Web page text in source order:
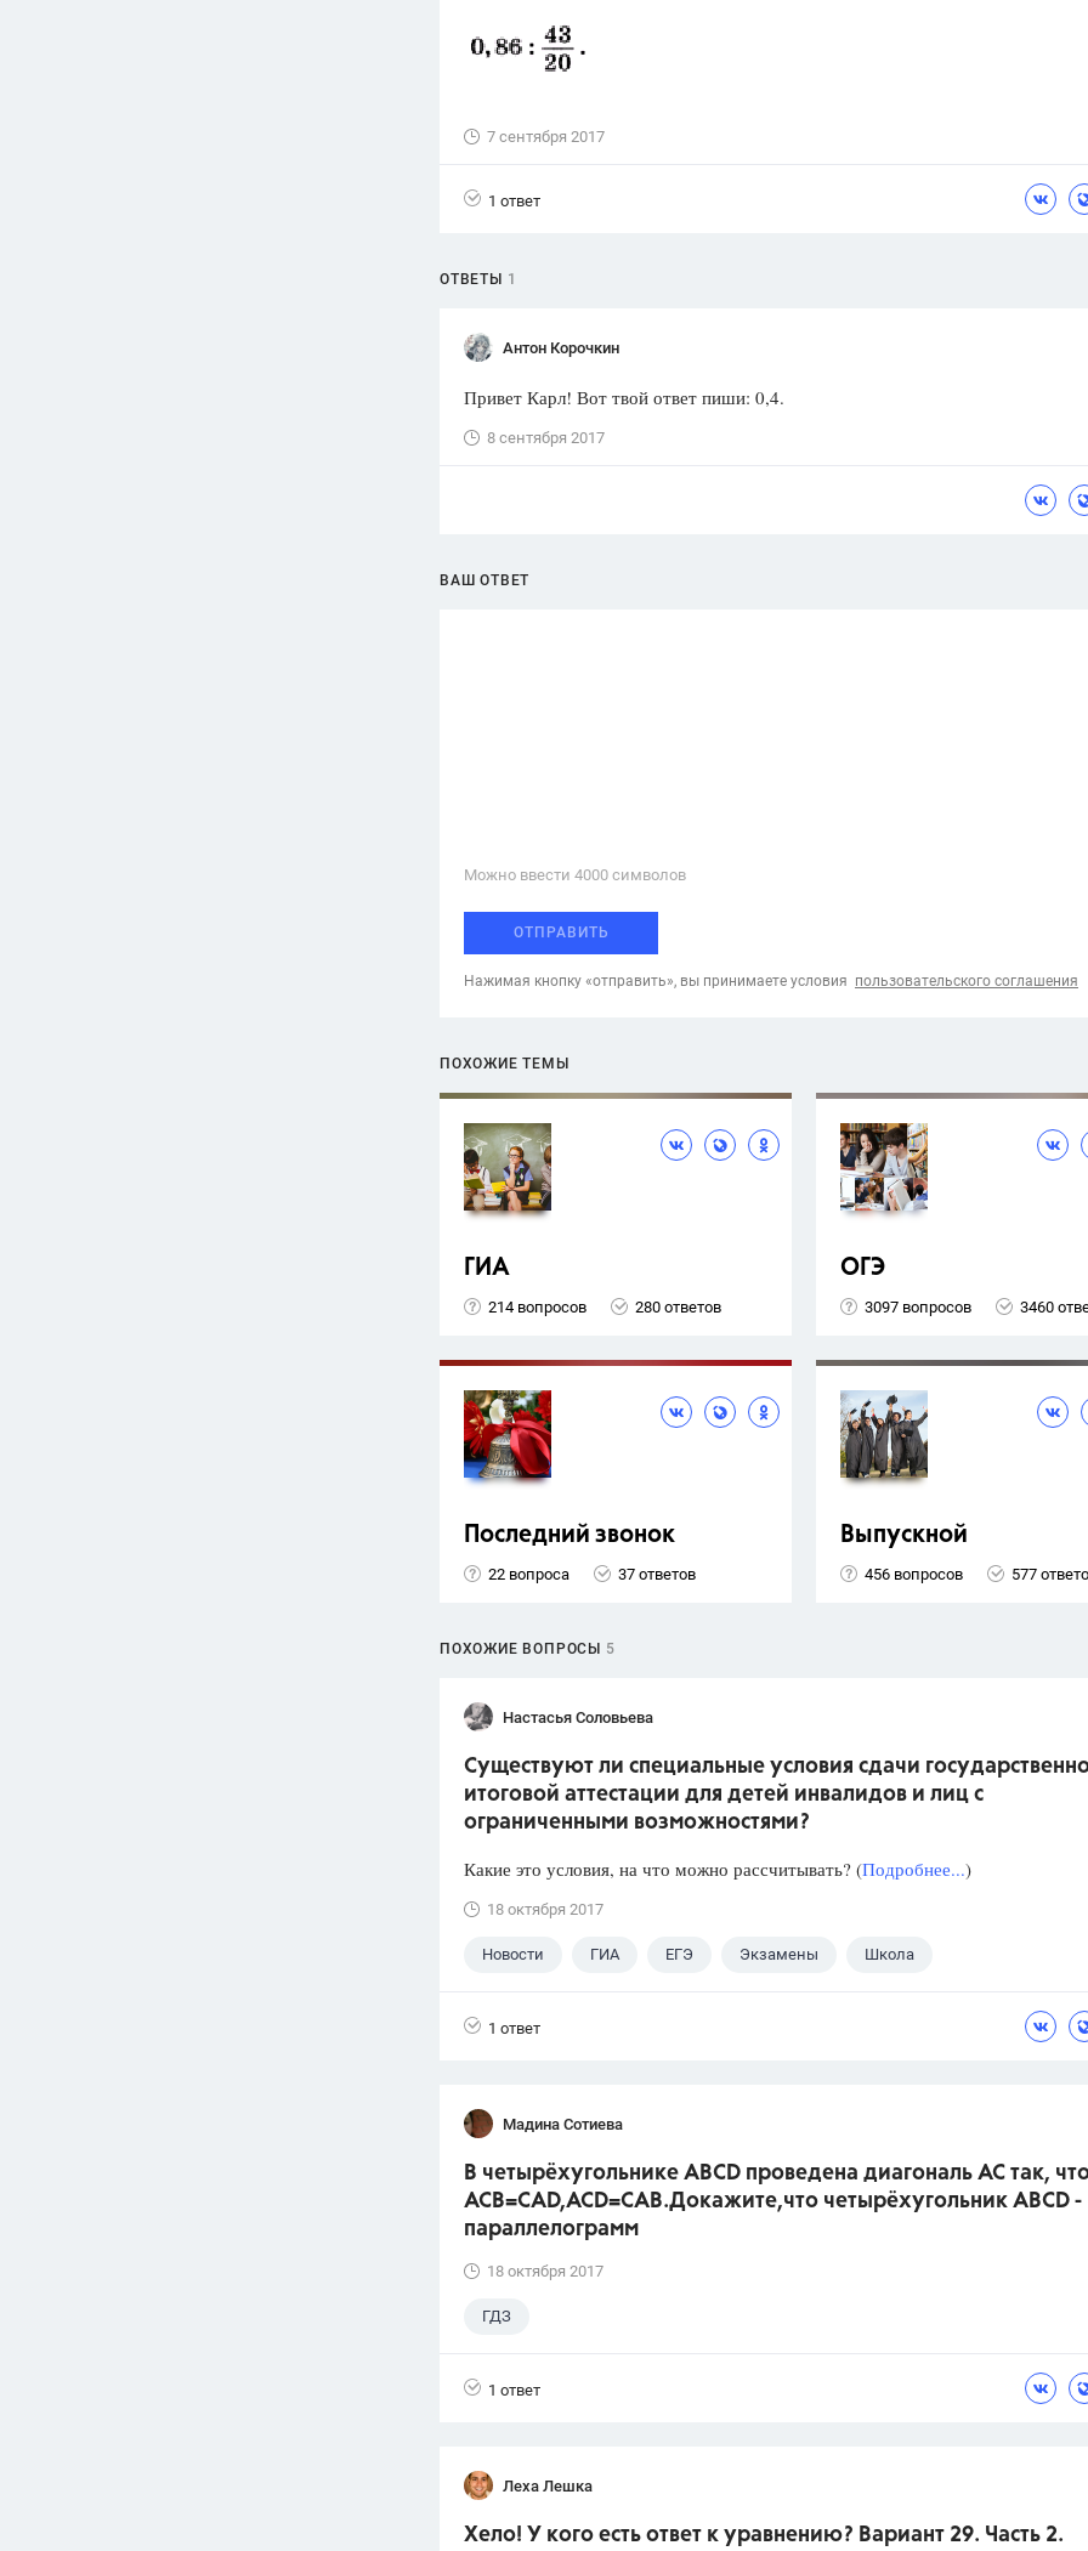
Вузы
ответа
ответа
1551 ответ
7 сентября 2017
1 ответ
ОТВЕТЫ 1
Антон Корочкин
Привет Карл! Вот твой ответ пиши: 0,4.
8 сентября 2017
ВАШ ОТВЕТ
Можно ввести 4000 cимволов
ОТПРАВИТЬ
Нажимая кнопку «отправить», вы принимаете условия пользовательского соглашения
ПОХОЖИЕ ТЕМЫ
ГИА
214 вопросов 280 ответов
ОГЭ
3097 вопросов 3460
Последний звонок
22 вопроса 37 ответов
Выпускной
456 вопросов 577
ПОХОЖИЕ ВОПРОСЫ 5
Настасья Соловьева
Существуют ли специальные условия сдачи
итоговой аттестации для детей инвалидов и лиц с
ограниченными возможностями?
Какие это условия, на что можно рассчитывать? (Подробнее...)
18 октября 2017
Новости ГИА ЕГЭ Экзамены Школа
1 ответ
Мадина Сотиева
В четырёхугольнике ABCD проведена диагональ AC так,
ACB=CAD,ACD=CAB.Докажите,что четырёхугольник ABCD -
параллелограмм
18 октября 2017
ГДЗ
1 ответ
Леха Лешка
Хело! У кого есть ответ к уравнению? Вариант 29. Часть 2.